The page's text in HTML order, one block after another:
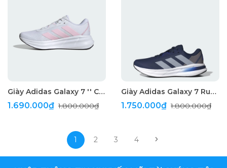
Giày Adidas Galaxy 7 '' Cloud White ''
1.690.000₫1.800.000₫
Giày Adidas Galaxy 7 Running '' Dark Blue ''
1.750.000₫1.800.000₫
1 2 3 4